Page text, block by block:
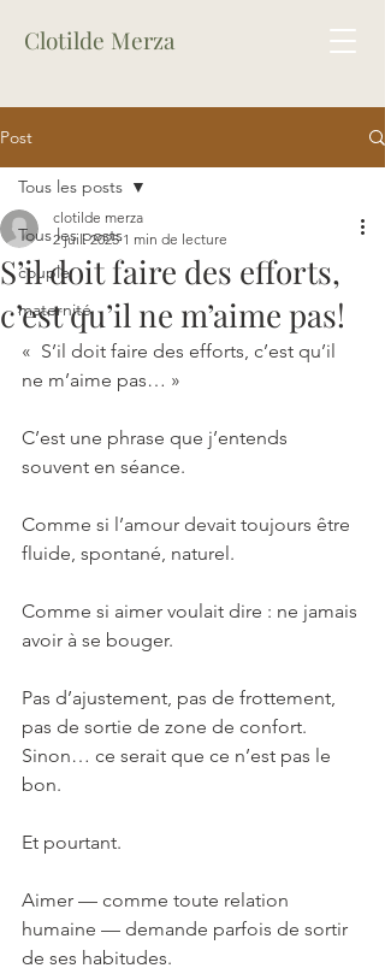
Clotilde Merza
Post
Tous les posts
couple
maternité
Tous les posts
S’il doit faire des efforts,
c’est qu’il ne m’aime pas!
clotilde merza
2 juil. 2025 1 min de lecture
«  S’il doit faire des efforts, c’est qu’il
ne m’aime pas… »
C’est une phrase que j’entends
souvent en séance.
Comme si l’amour devait toujours être
fluide, spontané, naturel.
Comme si aimer voulait dire : ne jamais
avoir à se bouger.
Pas d’ajustement, pas de frottement,
pas de sortie de zone de confort.
Sinon… ce serait que ce n’est pas le
bon.
Et pourtant.
Aimer — comme toute relation
humaine — demande parfois de sortir
de ses habitudes.